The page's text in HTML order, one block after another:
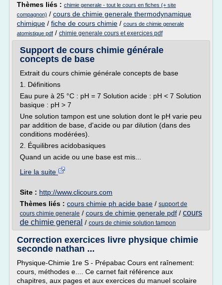
Thèmes liés : chimie generale - tout le cours en fiches (+ site
compagnon) / cours de chimie generale thermodynamique
chimique / fiche de cours chimie / cours de chimie generale
atomistique pdf / chimie generale cours et exercices pdf
Support de cours chimie générale
concepts de base
Extrait du cours chimie générale concepts de base
1. Définitions
Eau pure à 25 °C : pH = 7 Solution acide : pH < 7 Solution
basique : pH > 7
Une solution tampon est une solution dont le pH varie peu
par addition de base, d'acide ou par dilution (dans des
conditions modérées).
2. Équilibres acidobasiques
Quand un acide ou une base est mis...
Lire la suite
Site : http://www.clicours.com
Thèmes liés : cours chimie ph acide base / support de
cours chimie generale / cours de chimie generale pdf / cours
de chimie general / cours de chimie solution tampon
Correction exercices livre physique chimie
seconde nathan ...
Physique-Chimie 1re S - Prépabac Cours ent raînement:
cours, méthodes e.... Ce carnet fait référence aux
chapitres, aux pages et aux exercices du manuel scolaire